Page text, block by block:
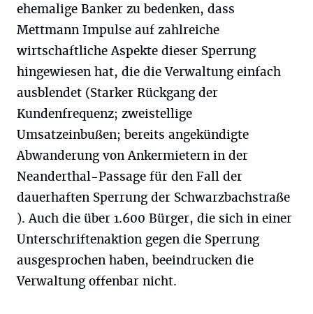
ehemalige Banker zu bedenken, dass
Mettmann Impulse auf zahlreiche
wirtschaftliche Aspekte dieser Sperrung
hingewiesen hat, die die Verwaltung einfach
ausblendet (Starker Rückgang der
Kundenfrequenz; zweistellige
Umsatzeinbußen; bereits angekündigte
Abwanderung von Ankermietern in der
Neanderthal-Passage für den Fall der
dauerhaften Sperrung der Schwarzbachstraße
). Auch die über 1.600 Bürger, die sich in einer
Unterschriftenaktion gegen die Sperrung
ausgesprochen haben, beeindrucken die
Verwaltung offenbar nicht.